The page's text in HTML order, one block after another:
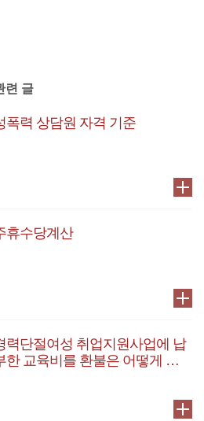
련 글
폭력 상담원 자격 기준
휴수당계산
력단절여성 취업지원사업에 납
한 교육비를 환불은 어떻게 받